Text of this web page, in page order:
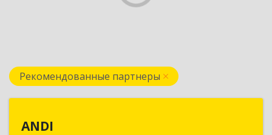
Рекомендованные партнеры
ANDI